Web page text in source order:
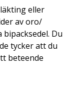
eller
av oro/
Du
tycker att du
beteende